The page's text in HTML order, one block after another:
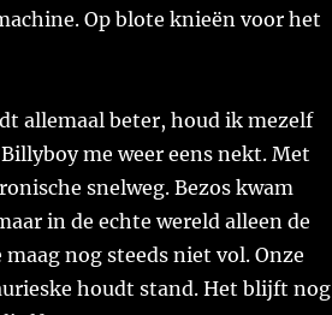
Op blote knieën voor het
allemaal beter, houd ik mezelf
me weer eens nekt. Met
snelweg. Bezos kwam
in de echte wereld alleen de
nog steeds niet vol. Onze
houdt stand. Het blijft nog